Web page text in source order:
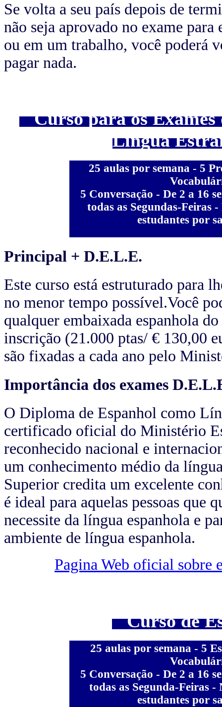
Se volta a seu país depois de
não seja aprovado no exame
ou em um trabalho, você poderá
pagar nada.
Curso para os Exames
Língua
25 aulas por semana - 5
5 Conversação - De 2 a 16
todas as Segundas-Feiras
estudantes por
Principal + D.E.L.E.
Este curso está estruturado para
no menor tempo possível.Você
qualquer embaixada espanhola
inscrição (21.000 ptas/ € 130,00
são fixadas a cada ano pelo
Importância dos exames
O Diploma de Espanhol como
certificado oficial do Ministério
reconhecido nacional e
um conhecimento médio da
Superior credita um excelente
é ideal para aquelas pessoas que
necessite da língua espanhola e
ambiente de língua espanhola.
Pagina Web oficial sobre
Curso de
25 aulas por semana - 5
5 Conversação - De 2 a 16
todas as Segunda-Feiras
estudantes por